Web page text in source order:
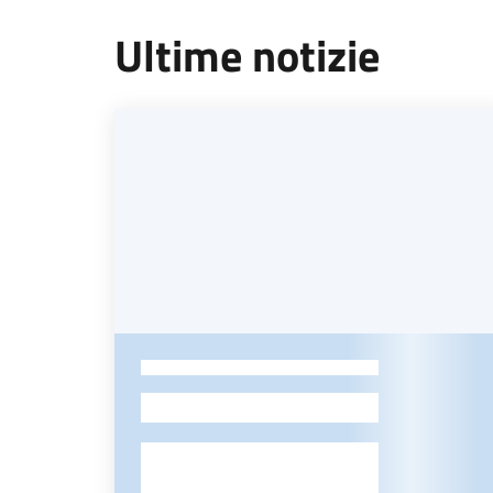
Ultime notizie
-